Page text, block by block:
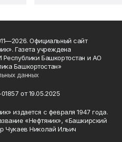
Официальный сайт
Газета учреждена
Башкортостан и АО
Башкортостан»
данных
от 19.05.2025
издается с февраля 1947 года.
«Нефтяник», «Башкирский
Чукаев Николай Ильич